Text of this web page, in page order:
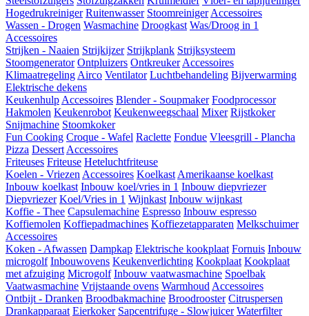
Hogedrukreiniger Ruitenwasser Stoomreiniger Accessoires
Wassen - Drogen Wasmachine Droogkast Was/Droog in 1
Accessoires
Strijken - Naaien Strijkijzer Strijkplank Strijksysteem
Stoomgenerator Ontpluizers Ontkreuker Accessoires
Klimaatregeling Airco Ventilator Luchtbehandeling Bijverwarming
Elektrische dekens
Keukenhulp Accessoires Blender - Soupmaker Foodprocessor
Hakmolen Keukenrobot Keukenweegschaal Mixer Rijstkoker
Snijmachine Stoomkoker
Fun Cooking Croque - Wafel Raclette Fondue Vleesgrill - Plancha
Pizza Dessert Accessoires
Friteuses Friteuse Heteluchtfriteuse
Koelen - Vriezen Accessoires Koelkast Amerikaanse koelkast
Inbouw koelkast Inbouw koel/vries in 1 Inbouw diepvriezer
Diepvriezer Koel/Vries in 1 Wijnkast Inbouw wijnkast
Koffie - Thee Capsulemachine Espresso Inbouw espresso
Koffiemolen Koffiepadmachines Koffiezetapparaten Melkschuimer
Accessoires
Koken - Afwassen Dampkap Elektrische kookplaat Fornuis Inbouw
microgolf Inbouwovens Keukenverlichting Kookplaat Kookplaat
met afzuiging Microgolf Inbouw vaatwasmachine Spoelbak
Vaatwasmachine Vrijstaande ovens Warmhoud Accessoires
Ontbijt - Dranken Broodbakmachine Broodrooster Citruspersen
Drankapparaat Eierkoker Sapcentrifuge - Slowjuicer Waterfilter